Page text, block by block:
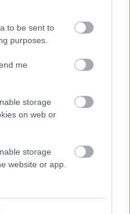
to be sent to
purposes.
me
storage
on web or
storage
website or app.
za urejanje trate
na Soči